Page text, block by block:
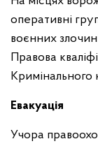
оперативні
воєнних
Правова
Кримінального
Евакуація
Учора